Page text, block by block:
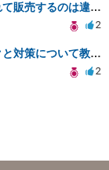
商標登録済の名作家具をイラストに入れて販売するのは違法でしょうか
2
外国人向け日本語特訓事業の法的リスクと対策について教えてください
2